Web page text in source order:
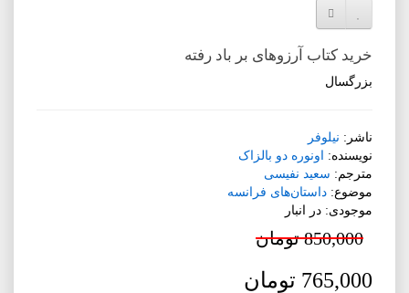
افزودن به لیست دلخواه
خرید کتاب آرزوهای بر باد رفته
بزرگسال
ناشر: نیلوفر
نویسنده:
اونوره دو بالزاک
مترجم: سعید نفیسی
موضوع: داستان‌های فرانسه
موجودی: در انبار
850,000 تومان
765,000 تومان